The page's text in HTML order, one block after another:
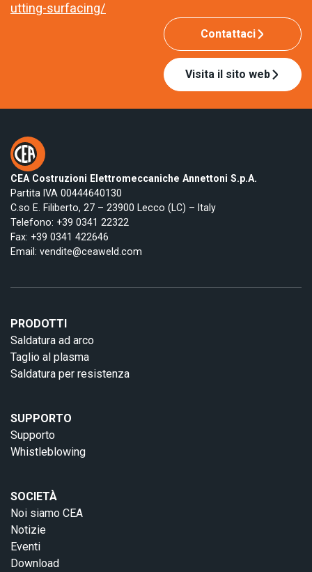
utting-surfacing/
Contattaci
Visita il sito web
CEA Costruzioni Elettromeccaniche Annettoni S.p.A.
Partita IVA 00444640130
C.so E. Filiberto, 27 – 23900 Lecco (LC) – Italy
Telefono: +39 0341 22322
Fax: +39 0341 422646
Email: vendite@ceaweld.com
PRODOTTI
Saldatura ad arco
Taglio al plasma
Saldatura per resistenza
SUPPORTO
Supporto
Whistleblowing
SOCIETÀ
Noi siamo CEA
Notizie
Eventi
Download